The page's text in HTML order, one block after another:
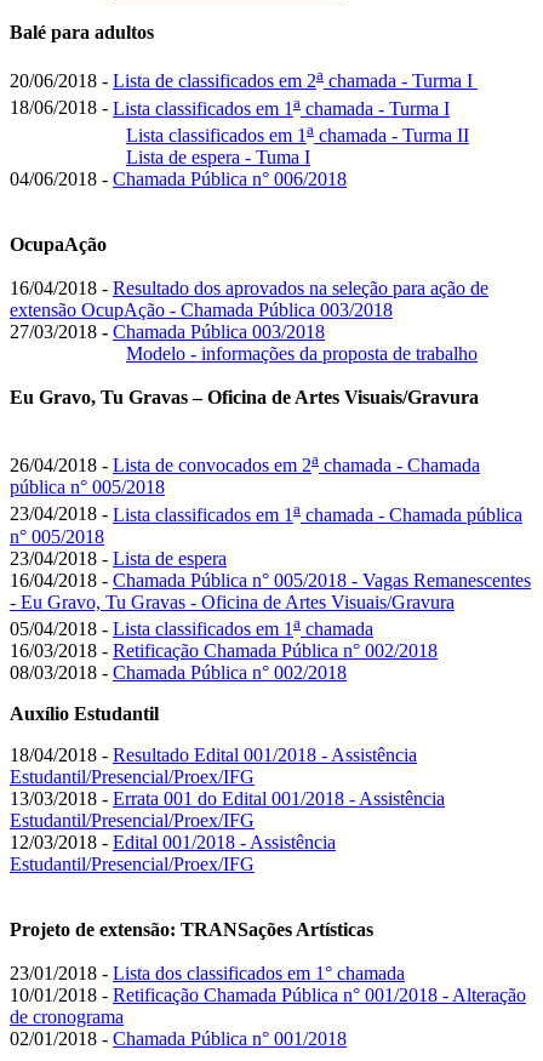
Balé para adultos
20/06/2018 - Lista de classificados em 2a chamada - Turma I
18/06/2018 - Lista classificados em 1 a chamada - Turma I
Lista classificados em 1 a chamada - Turma II
Lista de espera - Tuma I
04/06/2018 - Chamada Pública n° 006/2018
OcupaAção
16/04/2018 - Resultado dos aprovados na seleção para ação de
extensão OcupAção - Chamada Pública 003/2018
27/03/2018 - Chamada Pública 003/2018
Modelo - informações da proposta de trabalho
Eu Gravo, Tu Gravas – Oficina de Artes Visuais/Gravura
26/04/2018 - Lista de convocados em 2a chamada - Chamada
pública n° 005/2018
23/04/2018 - Lista classificados em 1 a chamada - Chamada pública
n° 005/2018
23/04/2018 - Lista de espera
16/04/2018 - Chamada Pública n° 005/2018 - Vagas Remanescentes
- Eu Gravo, Tu Gravas - Oficina de Artes Visuais/Gravura
05/04/2018 - Lista classificados em 1 a chamada
16/03/2018 - Retificação Chamada Pública n° 002/2018
08/03/2018 - Chamada Pública n° 002/2018
Auxílio Estudantil
18/04/2018 - Resultado Edital 001/2018 - Assistência
Estudantil/Presencial/Proex/IFG
13/03/2018 - Errata 001 do Edital 001/2018 - Assistência
Estudantil/Presencial/Proex/IFG
12/03/2018 - Edital 001/2018 - Assistência
Estudantil/Presencial/Proex/IFG
Projeto de extensão: TRANSações Artísticas
23/01/2018 - Lista dos classificados em 1° chamada
10/01/2018 - Retificação Chamada Pública n° 001/2018 - Alteração
de cronograma
02/01/2018 - Chamada Pública n° 001/2018